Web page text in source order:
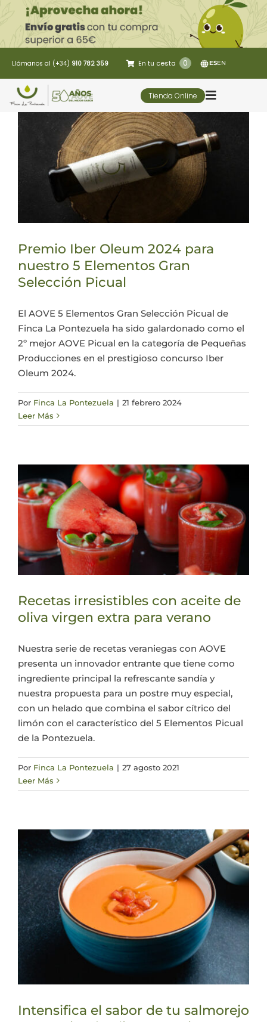
Saltar
al
contenido
Llámanos al (+34) 910 782 359 En tu cesta 0 ESEN
Tienda Online
Toggle
5 Elementos
Mi cuenta
Premio Iber Oleum 2024 para
nuestro 5 Elementos Gran
Selección Picual
El AOVE 5 Elementos Gran Selección Picual de
Finca La Pontezuela ha sido galardonado como el
2º mejor AOVE Picual en la categoría de Pequeñas
Producciones en el prestigioso concurso Iber
Oleum 2024.
Por Finca La Pontezuela | 21 febrero 2024
Leer Más
Recetas irresistibles con aceite de
oliva virgen extra para verano
Nuestra serie de recetas veraniegas con AOVE
presenta un innovador entrante que tiene como
ingrediente principal la refrescante sandía y
nuestra propuesta para un postre muy especial,
con un helado que combina el sabor cítrico del
limón con el característico del 5 Elementos Picual
de la Pontezuela.
Por Finca La Pontezuela | 27 agosto 2021
Leer Más
Intensifica el sabor de tu salmorejo